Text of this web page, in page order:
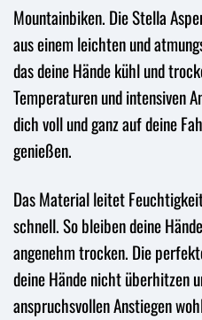
Mountainbiken. Die Stella
aus einem leichten und
das deine Hände kühl und
Temperaturen und intensiven
dich voll und ganz auf deine
genießen.
Das Material leitet
schnell. So bleiben deine
angenehm trocken. Die
deine Hände nicht überhitzen
anspruchsvollen Anstiegen